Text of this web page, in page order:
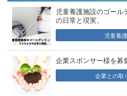
児童養護施設のゴー
の日常と現実。
児童養
企業スポンサー様を募
企業との取